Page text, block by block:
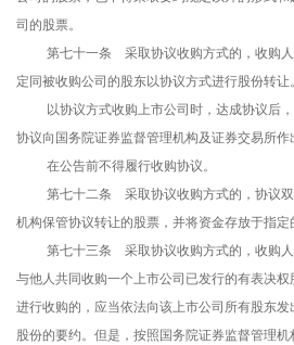
司的股票。
第七十一条 采取协议收购方式的，收购
定同被收购公司的股东以协议方式进行股份转让。
以协议方式收购上市公司时，达成协议后
协议向国务院证券监督管理机构及证券交易所作
在公告前不得履行收购协议。
第七十二条 采取协议收购方式的，协议
机构保管协议转让的股票，并将资金存放于指定
第七十三条 采取协议收购方式的，收购
与他人共同收购一个上市公司已发行的有表决
进行收购的，应当依法向该上市公司所有股东
股份的要约。但是，按照国务院证券监督管理